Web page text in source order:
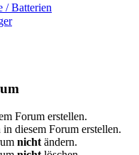
/ Batterien
Forum erstellen.
diesem Forum erstellen.
nicht ändern.